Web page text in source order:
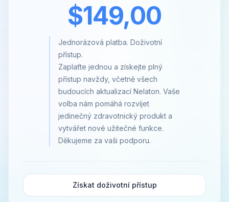
$149,00
Jednorázová platba. Doživotní
přístup.
Zaplaťte jednou a získejte plný
přístup navždy, včetně všech
budoucích aktualizací Nelaton. Vaše
volba nám pomáhá rozvíjet
jedinečný zdravotnický produkt a
vytvářet nové užitečné funkce.
Děkujeme za vaši podporu.
Získat doživotní přístup